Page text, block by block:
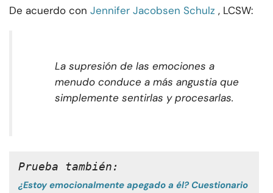
De acuerdo con Jennifer Jacobsen Schulz , LCSW:
La supresión de las emociones a
menudo conduce a más angustia que
simplemente sentirlas y procesarlas.
Prueba también:
¿Estoy emocionalmente apegado a él? Cuestionario